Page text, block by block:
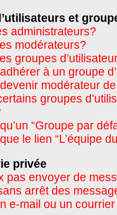
et
administrateurs?
modérateurs?
groupes
à un groupe
modérateur
groupes
“Groupe par
le lien “L’équipe
privée
pas envoyer de
arrêt des
e-mail ou un